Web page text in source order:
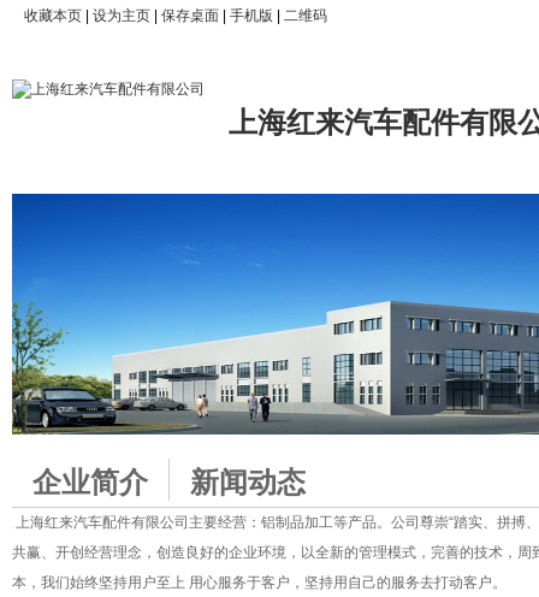
收藏本页 设为主页 保存桌面 手机版 二维码
上海红来汽车配件有限
企业简介 新闻动态
上海红来汽车配件有限公司主要经营：铝制品加工等产品。公司尊崇“踏实、拼搏
共赢、开创经营理念，创造良好的企业环境，以全新的管理模式，完善的技术，周
本，我们始终坚持用户至上 用心服务于客户，坚持用自己的服务去打动客户。